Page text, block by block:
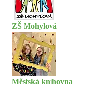
ZŠ Mohylová
Městská knihovna